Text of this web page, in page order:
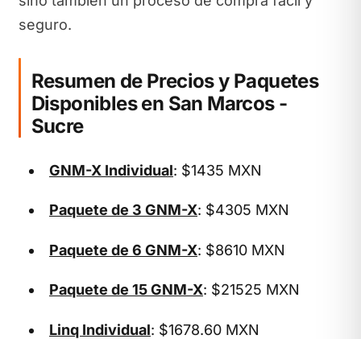
seguro.
Resumen de Precios y Paquetes
Disponibles en San Marcos -
Sucre
GNM-X Individual: $1435 MXN
Paquete de 3 GNM-X: $4305 MXN
Paquete de 6 GNM-X: $8610 MXN
Paquete de 15 GNM-X: $21525 MXN
Linq Individual: $1678.60 MXN